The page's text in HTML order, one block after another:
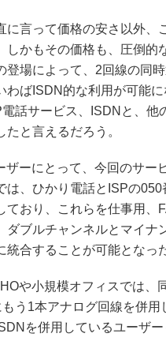
言って価格の安さ以外、
しかもその価格も、圧倒的
場によって、2回線の同
わばISDN的な利用が可能
話サービス、ISDNと、他
と言えるだろう。
ーにとって、今回のサー
は、ひかり電話とISPの
おり、これらを仕事用、
ブルチャンネルとマイナ
合することが可能となっ
や小規模オフィスでは、
う1本アナログ回線を併用
を併用しているユーザー